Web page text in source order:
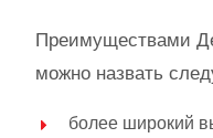
Преимуществами
можно назвать
более широкий